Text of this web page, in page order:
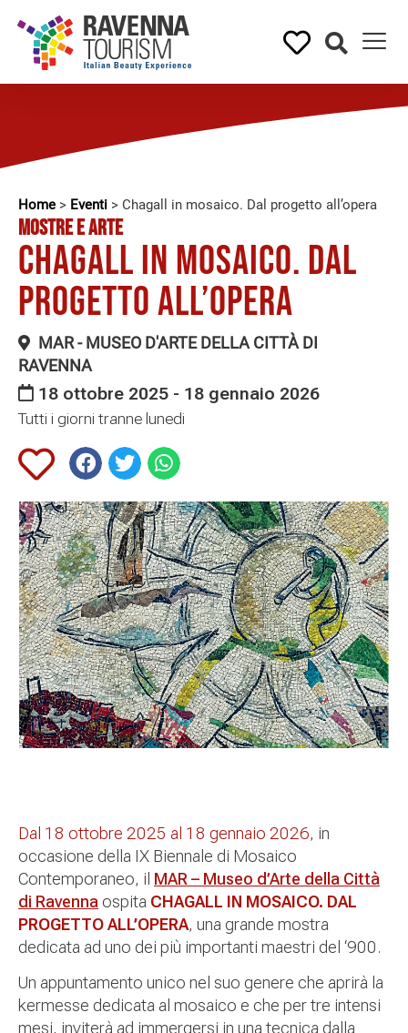
Home > Eventi > Chagall in mosaico. Dal progetto all’opera
MOSTRE E ARTE
Chagall in mosaico. Dal
progetto all’opera
MAR - MUSEO D'ARTE DELLA CITTÀ DI
RAVENNA
18 ottobre 2025 - 18 gennaio 2026
Tutti i giorni tranne lunedi
Dal 18 ottobre 2025 al 18 gennaio 2026, in
occasione della IX Biennale di Mosaico
Contemporaneo, il MAR – Museo d’Arte della Città
di Ravenna ospita CHAGALL IN MOSAICO. DAL
PROGETTO ALL’OPERA, una grande mostra
dedicata ad uno dei più importanti maestri del ‘900.
Un appuntamento unico nel suo genere che aprirà la
kermesse dedicata al mosaico e che per tre intensi
mesi, inviterà ad immergersi in una tecnica dalla